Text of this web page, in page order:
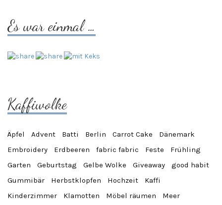
Es war einmal …
Kaffiwolke
Äpfel Advent Batti Berlin Carrot Cake
Dänemark
Embroidery
Erdbeeren fabric fabric Feste
Frühling
Garten
Geburtstag Gelbe Wolke Giveaway
good habit
Gummibär
Herbstklopfen Hochzeit
Kaffi
Kinderzimmer
Klamotten Möbel räumen
Meer